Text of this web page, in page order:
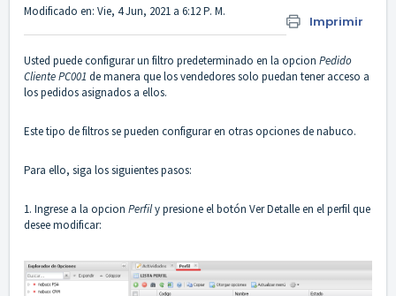
Imprimir
Modificado en: Vie, 4 Jun, 2021 a 6:12 P. M.
Usted puede configurar un filtro predeterminado en la opcion Pedido
Cliente PC001 de manera que los vendedores solo puedan tener acceso a
los pedidos asignados a ellos.
Este tipo de filtros se pueden configurar en otras opciones de nabuco.
Para ello, siga los siguientes pasos:
1. Ingrese a la opcion Perfily presione el botón Ver Detalle en el perfil que
desee modificar: